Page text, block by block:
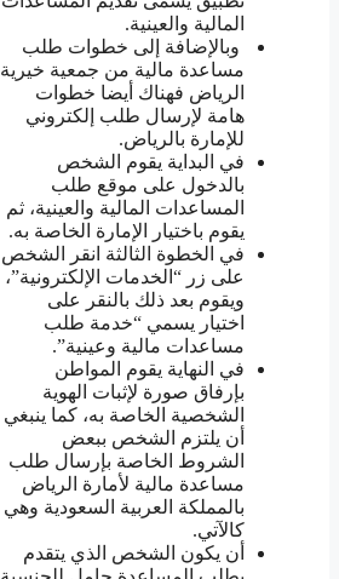
المالية والعينية.
وبالإضافة إلى خطوات طلب
مساعدة مالية من جمعية خيرية
الرياض فهناك أيضا خطوات
هامة لإرسال طلب إلكتروني
للإمارة بالرياض.
في البداية يقوم الشخص
بالدخول على موقع طلب
المساعدات المالية والعينية، ثم
يقوم باختيار الإمارة الخاصة به.
في الخطوة الثالثة انقر الشخص
على زر “الخدمات الإلكترونية”،
ويقوم بعد ذلك بالنقر على
اختيار يسمي “خدمة طلب
مساعدات مالية وعينية”.
في النهاية يقوم المواطن
بإرفاق صورة لإثبات الهوية
الشخصية الخاصة به، كما ينبغي
أن يلتزم الشخص ببعض
الشروط الخاصة بإرسال طلب
مساعدة مالية لأمارة الرياض
بالمملكة العربية السعودية وهي
كالآتي.
أن يكون الشخص الذي يتقدم